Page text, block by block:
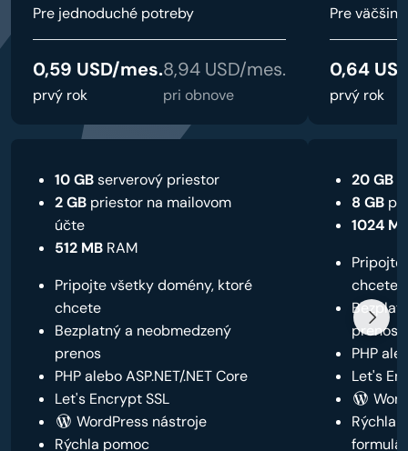
Pre jednoduché potreby
0,59 USD/mes.
prvý rok
8,94 USD/mes.
pri obnove
10 GBserverový priestor
2 GB priestor na mailovom
účte
512 MB RAM
Pripojte všetky domény, ktoré
chcete
Bezplatný a neobmedzený
prenos
PHP alebo ASP.NET/.NET Core
Let's Encrypt SSL
WordPress nástroje
Rýchla pomoc
Pre
0,64
prvý rok
20 GB
8 GB
1024
Pripojte
chcete
prenos
PHP
Let's
Rýchla